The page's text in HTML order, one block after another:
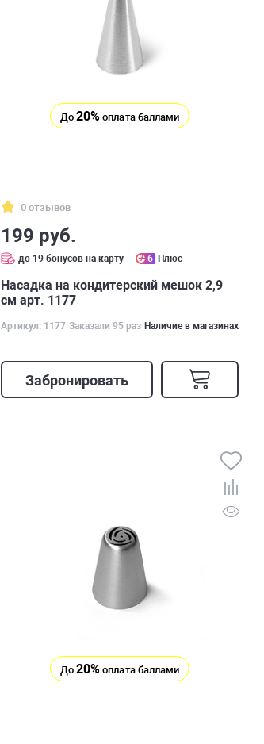
До20% оплата баллами
0 отзывов
199 руб.
до 19 бонусов на карту 6 Плюс
Насадка на кондитерский мешок 2,9
см арт. 1177
Артикул: 1177 Заказали 95 раз Наличие в магазинах
Забронировать
До20% оплата баллами